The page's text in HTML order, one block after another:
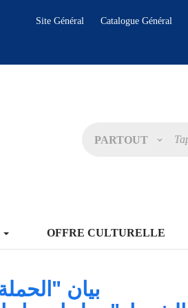
Site Général Catalogue Général
PARTOUT
OFFRE CULTURELLE